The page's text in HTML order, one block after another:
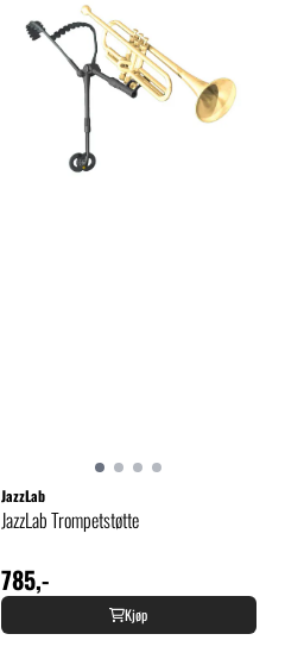
JazzLab
JazzLab Trompetstøtte
785,-
Kjøp